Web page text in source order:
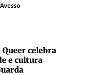
celebra
e cultura